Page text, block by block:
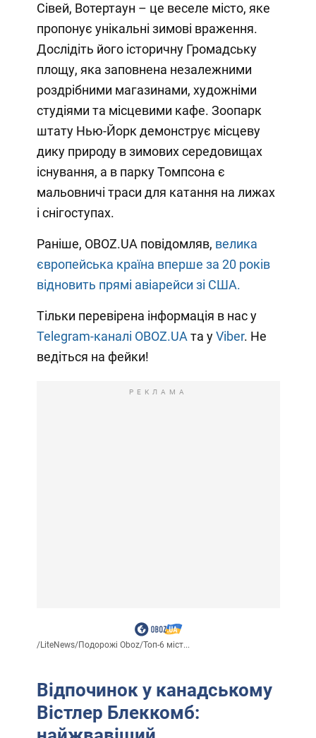
Сівей, Вотертаун – це веселе місто, яке
пропонує унікальні зимові враження.
Дослідіть його історичну Громадську
площу, яка заповнена незалежними
роздрібними магазинами, художніми
студіями та місцевими кафе. Зоопарк
штату Нью-Йорк демонструє місцеву
дику природу в зимових середовищах
існування, а в парку Томпсона є
мальовничі траси для катання на лижах
і снігоступах.
Раніше, OBOZ.UA повідомляв, велика
європейська країна вперше за 20 років
відновить прямі авіарейси зі США.
Тільки перевірена інформація в нас у
Telegram-каналі OBOZ.UA та уViber. Не
ведіться на фейки!
РЕКЛАМА
/LiteNews/Подорожі Oboz/Топ-6 міст...
Відпочинок у канадському
Вістлер Блеккомб: